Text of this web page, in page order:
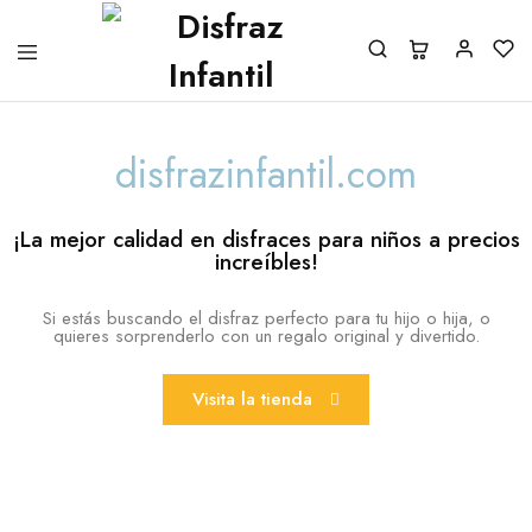
disfrazinfantil.com
¡La mejor calidad en disfraces para niños a precios
increíbles!
Si estás buscando el disfraz perfecto para tu hijo o hija, o
quieres sorprenderlo con un regalo original y divertido.
Visita la tienda